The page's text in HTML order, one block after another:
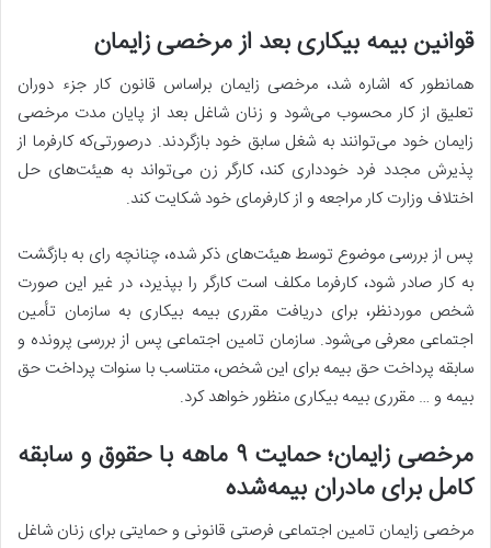
قوانین بیمه بیکاری بعد از مرخصی زایمان
همانطور که اشاره شد، مرخصی زایمان براساس قانون کار جزء دوران
تعلیق از کار محسوب می‌شود و زنان شاغل بعد از پایان مدت مرخصی
زایمان خود می‌توانند به شغل سابق خود بازگردند. درصورتی‌که کارفرما از
پذیرش مجدد فرد خودداری کند، کارگر زن می‌تواند به هیئت‌های حل
اختلاف وزارت کار مراجعه و از کارفرمای خود شکایت کند.
پس از بررسی موضوع توسط هیئت‌های ذکر شده، چنانچه رای به بازگشت‌
به ‌کار صادر شود، کارفرما مکلف است کارگر را بپذیرد، در غیر ‌این‌ صورت
شخص مورد‌نظر، برای دریافت مقرری بیمه بیکاری به سازمان تأمین
اجتماعی معرفی می‌شود. سازمان تامین اجتماعی پس از بررسی پرونده و
سابقه پرداخت حق بیمه برای این شخص، متناسب با سنوات پرداخت حق
بیمه و … مقرری بیمه بیکاری منظور خواهد کرد.
مرخصی زایمان؛ حمایت ۹ ماهه با حقوق و سابقه
کامل برای مادران بیمه‌شده
مرخصی زایمان تامین اجتماعی فرصتی قانونی و حمایتی برای زنان شاغل